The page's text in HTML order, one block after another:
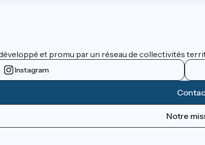
et promu par un réseau de collectivités
Instagram
Notre